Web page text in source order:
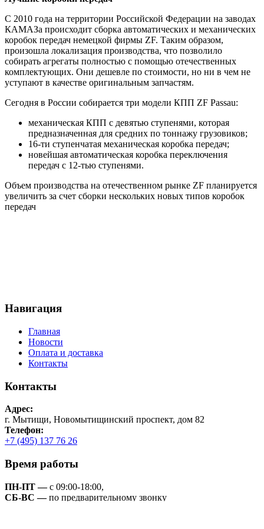
С 2010 года на территории Российской Федерации на заводах
КАМАЗа происходит сборка автоматических и механических
коробок передач немецкой фирмы ZF. Таким образом,
произошла локализация производства, что позволило
собирать агрегаты полностью с помощью отечественных
комплектующих. Они дешевле по стоимости, но ни в чем не
уступают в качестве оригинальным запчастям.
Сегодня в России собирается три модели КПП ZF Passau:
механическая КПП с девятью ступенями, которая
предназначенная для средних по тоннажу грузовиков;
16-ти ступенчатая механическая коробка передач;
новейшая автоматическая коробка переключения
передач с 12-тью ступенями.
Объем производства на отечественном рынке ZF планируется
увеличить за счет сборки нескольких новых типов коробок
передач
Навигация
Главная
Новости
Оплата и доставка
Контакты
Контакты
Адрес:
г. Мытищи, Новомытищинский проспект, дом 82
Телефон:
+7 (495) 137 76 26
Время работы
ПН-ПТ —с 09:00-18:00,
СБ-ВС —по предварительному звонку